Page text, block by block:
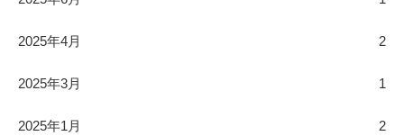
2025年4月 2
2025年3月 1
2025年1月 2